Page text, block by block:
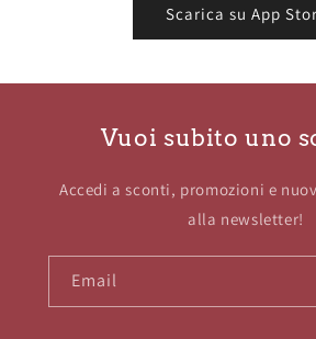
Scarica su App
Vuoi subito uno
Accedi a sconti, promozioni e
alla newsletter!
Email